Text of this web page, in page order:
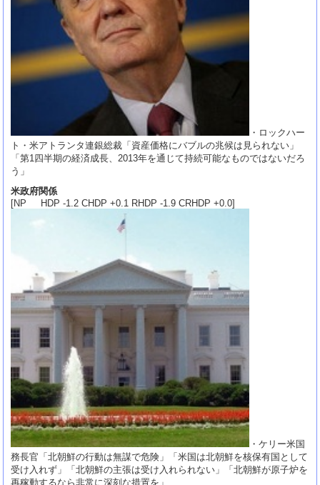
・ロックハー
ト・米アトランタ連銀総裁「資産価格にバブルの兆候は見られない」
「第1四半期の経済成長、2013年を通じて持続可能なものではないだろ
う」
米政府関係
[NP HDP -1.2 CHDP +0.1 RHDP -1.9 CRHDP +0.0]
・ケリー米国
務長官「北朝鮮の行動は無謀で危険」「米国は北朝鮮を核保有国として
受け入れず」「北朝鮮の主張は受け入れられない」「北朝鮮が原子炉を
再稼動するなら非常に深刻な措置を」